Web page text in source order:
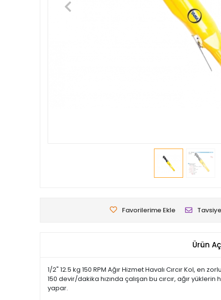
Favorilerime Ekle
Ürün
1/2" 12.5 kg 150 RPM Ağır Hizmet Havalı Cırcır Kol,
150 devir/dakika hızında çalışan bu cırcır, ağır
yapar.